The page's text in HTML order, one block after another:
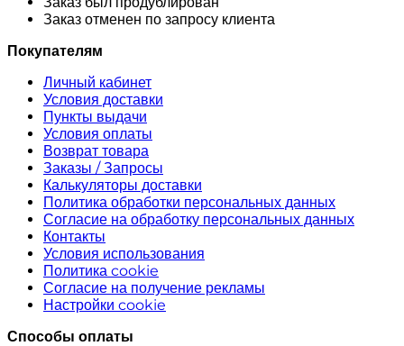
Заказ отменен по запросу клиента
Покупателям
Личный кабинет
Условия доставки
Пункты выдачи
Условия оплаты
Возврат товара
Заказы / Запросы
Калькуляторы доставки
Политика обработки персональных данных
Согласие на обработку персональных данных
Контакты
Условия использования
Политика cookie
Согласие на получение рекламы
Настройки cookie
Способы оплаты